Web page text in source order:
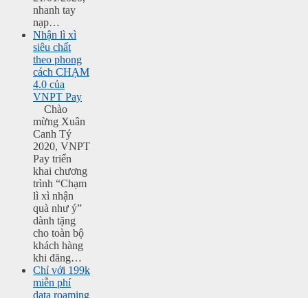
nhanh tay
nạp…
Nhận lì xì
siêu chất
theo phong
cách CHẠM
4.0 của
VNPT Pay
Chào
mừng Xuân
Canh Tý
2020, VNPT
Pay triển
khai chương
trình “Chạm
lì xì nhận
quà như ý”
dành tặng
cho toàn bộ
khách hàng
khi đăng…
Chỉ với 199k
miễn phí
data roaming